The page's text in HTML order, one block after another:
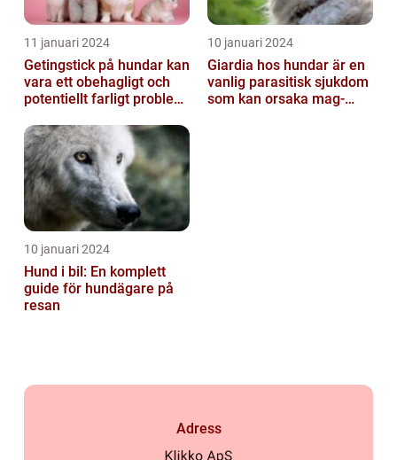
11 januari 2024
Getingstick på hundar kan
vara ett obehagligt och
potentiellt farligt problem
10 januari 2024
Giardia hos hundar är en
vanlig parasitisk sjukdom
som kan orsaka mag-
10 januari 2024
Hund i bil: En komplett
guide för hundägare på
resan
Adress